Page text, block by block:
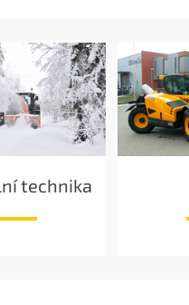
technika